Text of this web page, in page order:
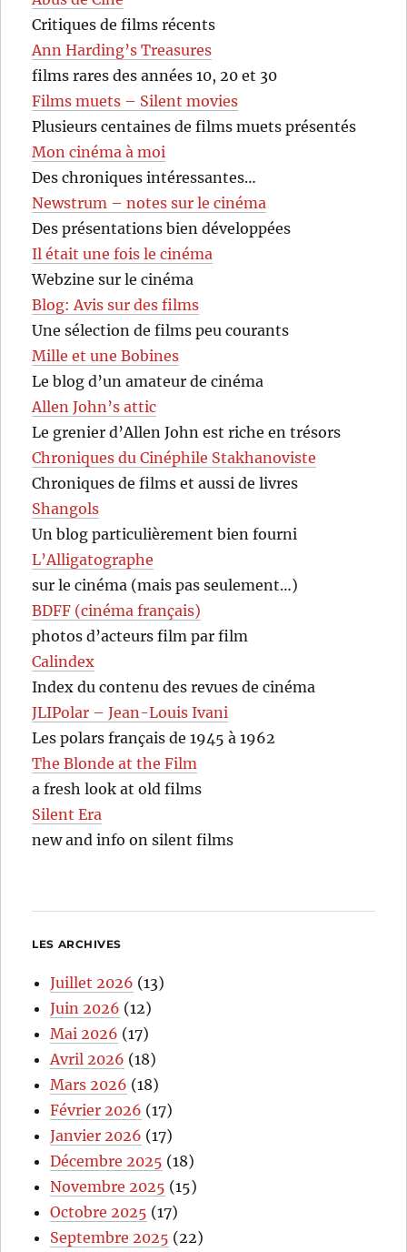
Critiques de films récents
Ann Harding’s Treasures
films rares des années 10, 20 et 30
Films muets – Silent movies
Plusieurs centaines de films muets présentés
Mon cinéma à moi
Des chroniques intéressantes…
Newstrum – notes sur le cinéma
Des présentations bien développées
Il était une fois le cinéma
Webzine sur le cinéma
Blog: Avis sur des films
Une sélection de films peu courants
Mille et une Bobines
Le blog d’un amateur de cinéma
Allen John’s attic
Le grenier d’Allen John est riche en trésors
Chroniques du Cinéphile Stakhanoviste
Chroniques de films et aussi de livres
Shangols
Un blog particulièrement bien fourni
L’Alligatographe
sur le cinéma (mais pas seulement…)
BDFF (cinéma français)
photos d’acteurs film par film
Calindex
Index du contenu des revues de cinéma
JLIPolar – Jean-Louis Ivani
Les polars français de 1945 à 1962
The Blonde at the Film
a fresh look at old films
Silent Era
new and info on silent films
LES ARCHIVES
Juillet 2026 (13)
Juin 2026 (12)
Mai 2026 (17)
Avril 2026 (18)
Mars 2026 (18)
Février 2026 (17)
Janvier 2026 (17)
Décembre 2025 (18)
Novembre 2025 (15)
Octobre 2025 (17)
Septembre 2025 (22)